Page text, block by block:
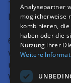
Teilnehmer
6.
Die
wird mithilfe
und seine
Wahl des
Analysepartner
möglicherweise
kombinieren,
haben oder die
Nutzung ihrer
Weitere